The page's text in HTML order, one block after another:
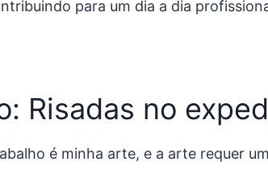
para um dia a dia
Risadas no
é minha arte, e a arte requer